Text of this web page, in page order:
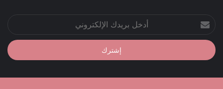
بريدك
الإلكتروني